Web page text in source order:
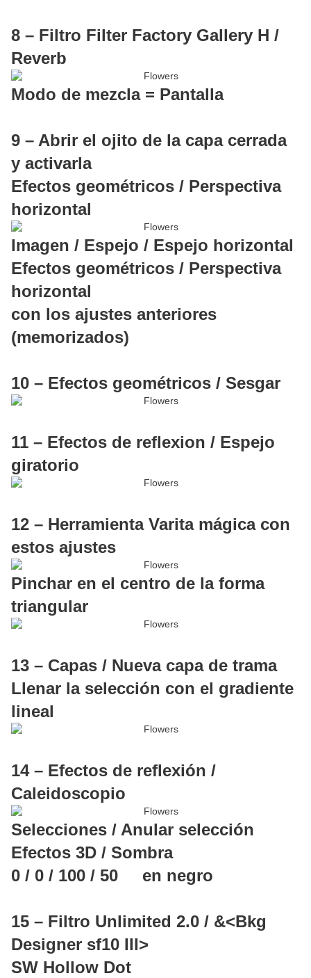
8 – Filtro Filter Factory Gallery H /
Reverb
Modo de mezcla = Pantalla
9 – Abrir el ojito de la capa cerrada
y activarla
Efectos geométricos / Perspectiva
horizontal
Imagen / Espejo / Espejo horizontal
Efectos geométricos / Perspectiva
horizontal
con los ajustes anteriores
(memorizados)
10 – Efectos geométricos / Sesgar
11 – Efectos de reflexion / Espejo
giratorio
12 – Herramienta Varita mágica con
estos ajustes
Pinchar en el centro de la forma
triangular
13 – Capas / Nueva capa de trama
Llenar la selección con el gradiente
lineal
14 – Efectos de reflexión /
Caleidoscopio
Selecciones / Anular selección
Efectos 3D / Sombra
0 / 0 / 100 / 50 en negro
15 – Filtro Unlimited 2.0 / &<Bkg
Designer sf10 III>
SW Hollow Dot